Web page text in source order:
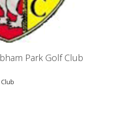
Park Golf Club